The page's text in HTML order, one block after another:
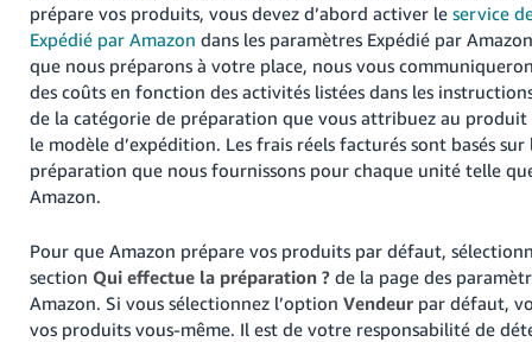
prépare vos produits, vous devez d’abord activer leservice
Expédié par Amazon dans les paramètres Expédié par
que nous préparons à votre place, nous vous
des coûts en fonction des activités listées dans les
de la catégorie de préparation que vous attribuez au produit
le modèle d’expédition. Les frais réels facturés sont basés sur
préparation que nous fournissons pour chaque unité telle
Amazon.
Pour que Amazon prépare vos produits par défaut,
section Qui effectue la préparation ? de la page des
Amazon. Si vous sélectionnez l’optionVendeur par défaut,
vos produits vous-même. Il est de votre responsabilité de